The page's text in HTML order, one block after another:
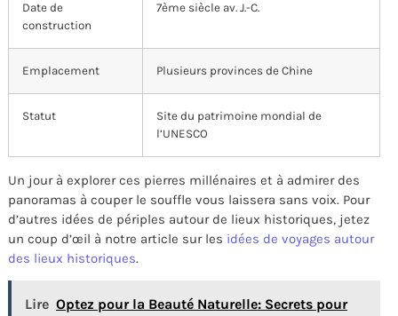
Date de
construction
7ème siècle av. J.-C.
Emplacement Plusieurs provinces de Chine
Statut
Site du patrimoine mondial de
l’UNESCO
Un jour à explorer ces pierres millénaires et à admirer des
panoramas à couper le souffle vous laissera sans voix. Pour
d’autres idées de périples autour de lieux historiques, jetez
un coup d’œil à notre article sur les idées de voyages autour
des lieux historiques.
Lire Optez pour la Beauté Naturelle: Secrets pour